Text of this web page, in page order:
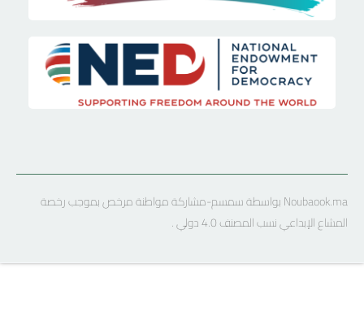
Noubaook.ma بواسطة سمسم-مشاركة مواطنة مرخص بموجب رخصة
المشاع الإبداعي نسب المصنف 4.0 دولي .